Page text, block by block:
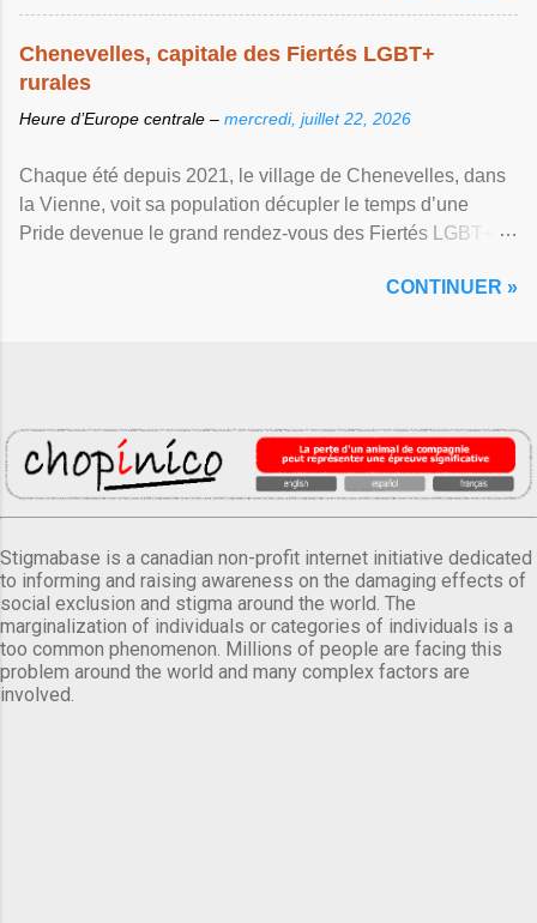
Chenevelles, capitale des Fiertés LGBT+
rurales
Heure d’Europe centrale – mercredi, juillet 22, 2026
Chaque été depuis 2021, le village de Chenevelles, dans
la Vienne, voit sa population décupler le temps d’une
Pride devenue le grand rendez-vous des Fiertés LGBT+
CONTINUER »
Stigmabase is a canadian non-profit internet initiative dedicated
to informing and raising awareness on the damaging effects of
social exclusion and stigma around the world. The
marginalization of individuals or categories of individuals is a
too common phenomenon. Millions of people are facing this
problem around the world and many complex factors are
involved.